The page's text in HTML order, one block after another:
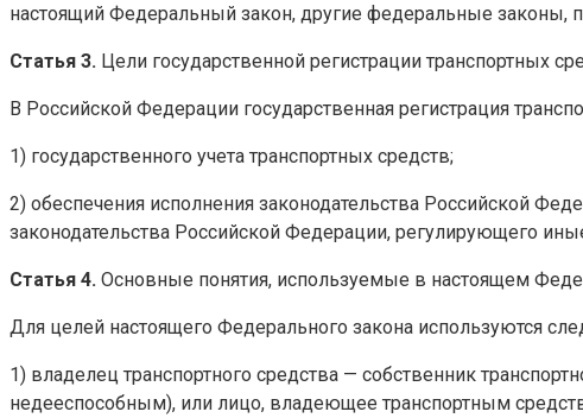
настоящий Федеральный закон, другие федеральные
Статья 3. Цели государственной регистрации транспортных
В Российской Федерации государственная регистрация
1) государственного учета транспортных средств;
2) обеспечения исполнения законодательства Российской
законодательства Российской Федерации, регулирующего
Статья 4. Основные понятия, используемые в настоящем
Для целей настоящего Федерального закона используются
1) владелец транспортного средства — собственник
недееспособным), или лицо, владеющее транспортным